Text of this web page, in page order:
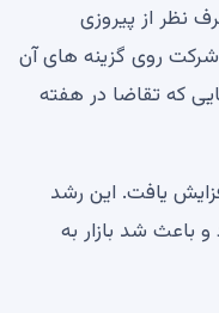
نظر از پیروزی
روی گزینه های آن
که تقاضا در هفته
شنبه 3 درصد افزایش یافت. این رشد
داد و باعث شد بازار به